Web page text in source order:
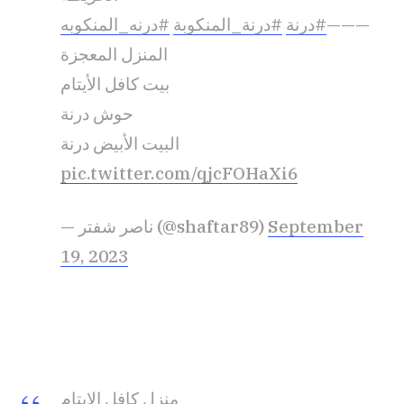
———#درنة #درنة_المنكوبة #درنه_المنكوبه
المنزل المعجزة
بيت كافل الأيتام
حوش درنة
البيت الأبيض درنة
pic.twitter.com/qjcFOHaXi6
— ناصر شفتر (@shaftar89) September
19, 2023
منزل كافل الايتام